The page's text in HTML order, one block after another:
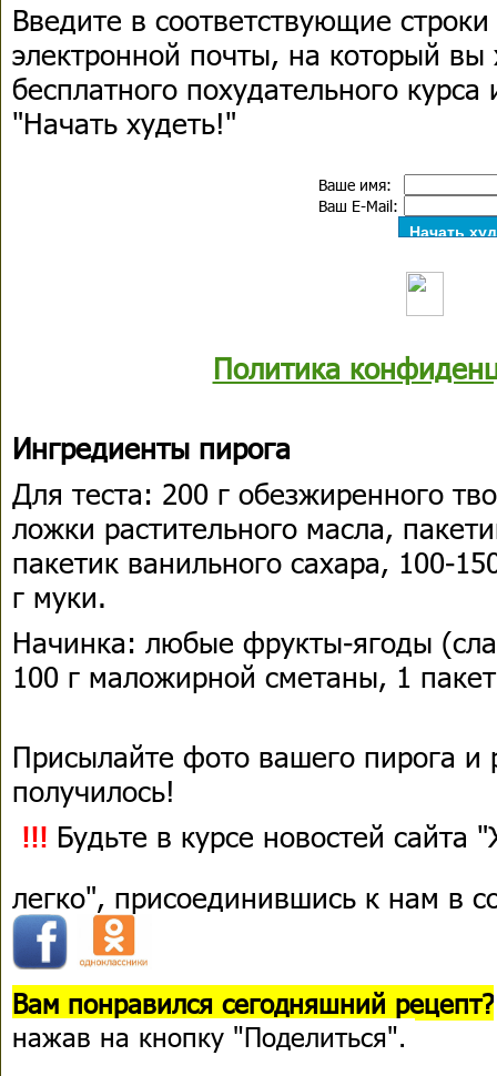
Введите в соответствующие
электронной почты, на который вы
бесплатного похудательного
"Начать худеть!"
Ваше имя:
Ваш E-Mail:
Политика
Ингредиенты пирога
Для теста: 200 г обезжиренного
ложки растительного масла,
пакетик ванильного сахара, 100-
г муки.
Начинка: любые фрукты-ягоды
100 г маложирной сметаны, 1
Присылайте фото вашего пирога и
получилось!
!!! Будьте в курсе новостей
легко", присоединившись к нам в
Вам понравился сегодняшний рецепт?
нажав на кнопку "Поделиться".